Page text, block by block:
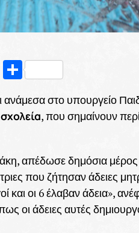
Messenger
Μοιραστείτε
στο υπουργείο
, που σημαίνουν
απέδωσε δημόσια μέρος
που ζήτησαν άδειες
και οι 6 έλαβαν άδεια»,
οι άδειες αυτές